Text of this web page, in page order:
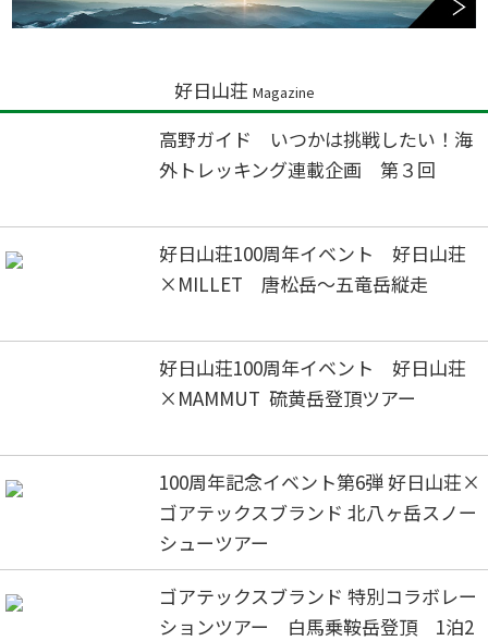
好日山荘 Magazine
高野ガイド いつかは挑戦したい！海
外トレッキング連載企画 第３回
好日山荘100周年イベント 好日山荘
×MILLET 唐松岳～五竜岳縦走
好日山荘100周年イベント 好日山荘
×MAMMUT 硫黄岳登頂ツアー
100周年記念イベント第6弾 好日山荘×
ゴアテックスブランド 北八ヶ岳スノー
シューツアー
ゴアテックスブランド 特別コラボレー
ションツアー 白馬乗鞍岳登頂 1泊2